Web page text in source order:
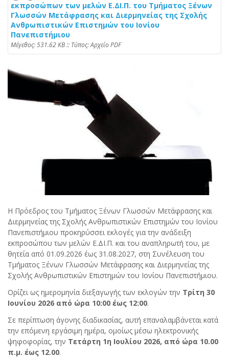
εκπροσώπων των μελών Ε.ΔΙ.Π. του Τμήματος Ξένων
Γλωσσών Μετάφρασης και Διερμηνείας της Σχολής
Ανθρωπιστικών Επιστημών του Ιονίου
Πανεπιστήμιου
Mέγεθος: 531.62 KB :: Τύπος: Αρχείο PDF
Η Πρόεδρος του Τμήματος Ξένων Γλωσσών Μετάφρασης και
Διερμηνείας της Σχολής Ανθρωπιστικών Επιστημών του Ιονίου
Πανεπιστήμιου προκηρύσσει εκλογές για την ανάδειξη
εκπροσώπου των μελών Ε.ΔΙ.Π. και του αναπληρωτή του, με
θητεία από 01.09.2026 έως 31.08.2027, στη Συνέλευση του
Τμήματος Ξένων Γλωσσών Μετάφρασης και Διερμηνείας της
Σχολής Ανθρωπιστικών Επιστημών του Ιονίου Πανεπιστήμιου.
Ορίζει ως ημερομηνία διεξαγωγής των εκλογών την Τρίτη 30
Ιουνίου 2026 από ώρα 10:00 έως 12:00.
Σε περίπτωση άγονης διαδικασίας, αυτή επαναλαμβάνεται κατά
την επόμενη εργάσιμη ημέρα, ομοίως μέσω ηλεκτρονικής
ψηφοφορίας, την Τετάρτη 1η Ιουλίου 2026, από ώρα 10.00
π.μ. έως 12.00.